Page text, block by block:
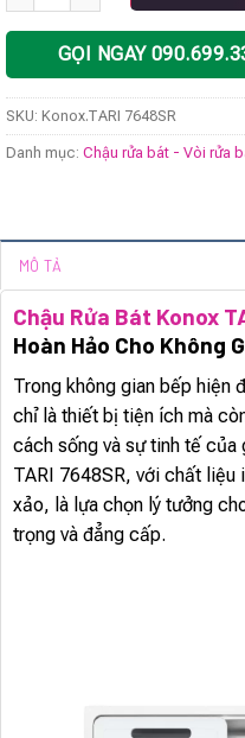
GỌI NGAY
SKU: Konox.TARI 7648SR
Danh mục: Chậu rửa bát - Vòi rửa
MÔ TẢ
Chậu Rửa Bát Konox
Hoàn Hảo Cho Không
Trong không gian bếp hiện
chỉ là thiết bị tiện ích mà
cách sống và sự tinh tế của
TARI 7648SR, với chất liệu
xảo, là lựa chọn lý tưởng
trọng và đẳng cấp.